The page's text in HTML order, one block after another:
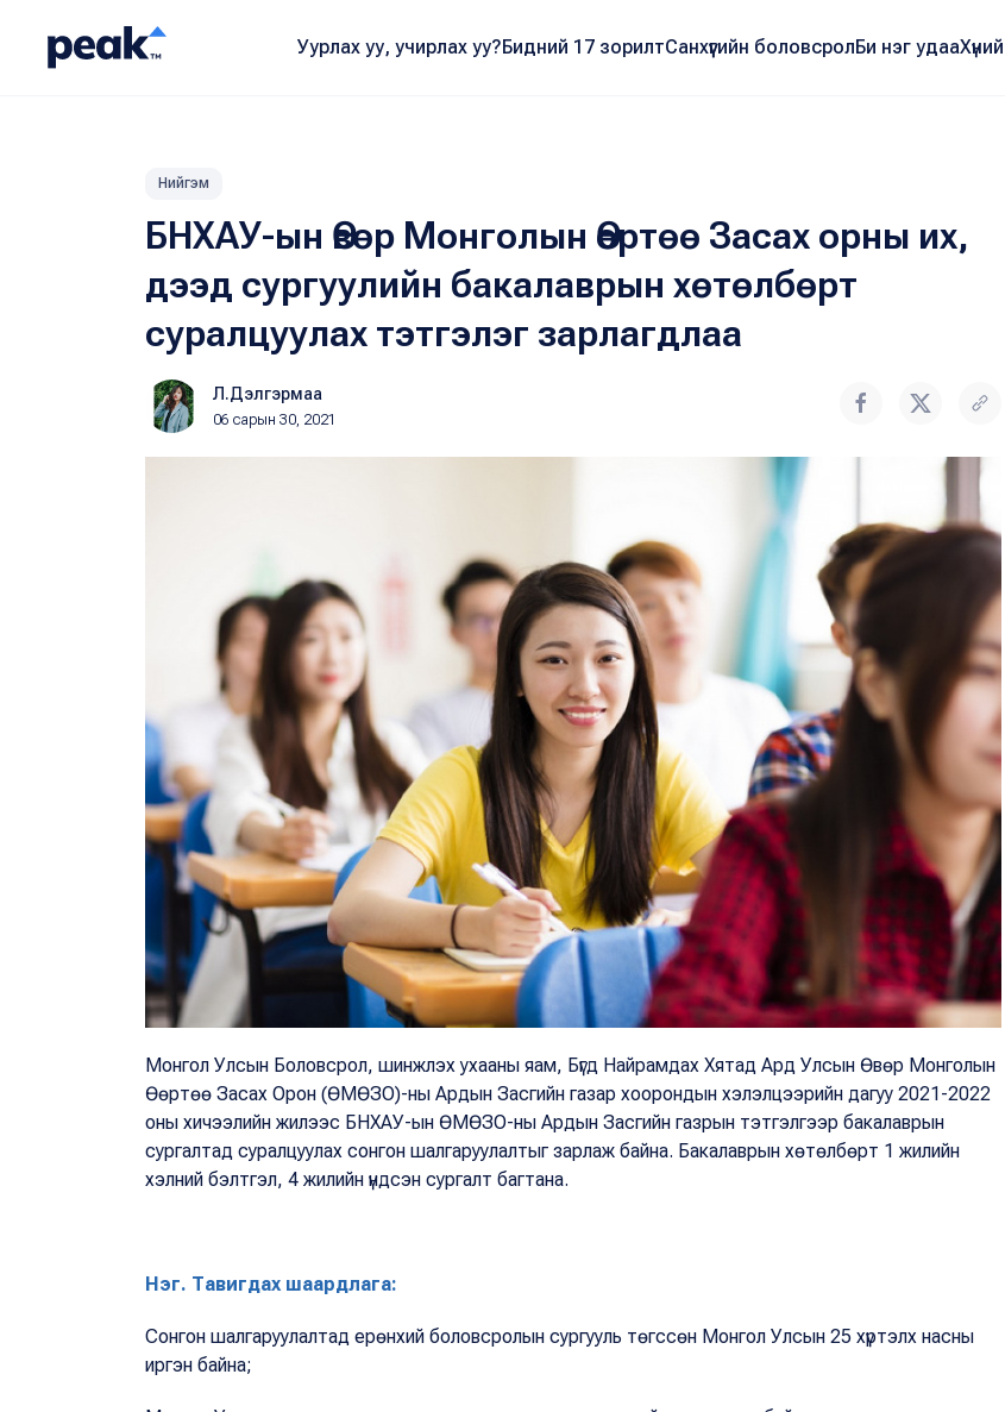
Уурлах уу, учирлах уу?Бидний 17 зорилтСанхүүгийн боловсролБи нэг удаа
Нийгэм
БНХАУ-ын Өвөр Монголын Өөртөө Засах орны их,
дээд сургуулийн бакалаврын хөтөлбөрт
суралцуулах тэтгэлэг зарлагдлаа
Л.Дэлгэрмаа
06 сарын 30, 2021
Монгол Улсын Боловсрол, шинжлэх ухааны яам, Бүгд Найрамдах Хятад Ард Улсын Өвөр Монголын
Өөртөө Засах Орон (ӨМӨЗО)-ны Ардын Засгийн газар хоорондын хэлэлцээрийн дагуу 2021-2022
оны хичээлийн жилээс БНХАУ-ын ӨМӨЗО-ны Ардын Засгийн газрын тэтгэлгээр бакалаврын
сургалтад суралцуулах сонгон шалгаруулалтыг зарлаж байна. Бакалаврын хөтөлбөрт 1 жилийн
хэлний бэлтгэл, 4 жилийн үндсэн сургалт багтана.
Нэг. Тавигдах шаардлага:
Сонгон шалгаруулалтад ерөнхий боловсролын сургууль төгссөн Монгол Улсын 25 хүртэлх насны
иргэн байна;